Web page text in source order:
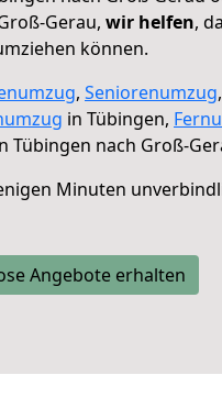
Gerau, wir helfen,
können.
, Seniorenumzug,
in Tübingen,
Tübingen nach Groß-
Minuten
Angebote erhalten